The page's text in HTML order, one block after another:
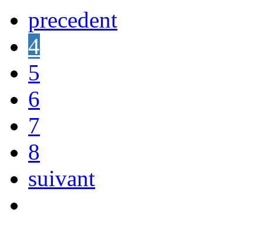
precedent
4
5
6
7
8
suivant